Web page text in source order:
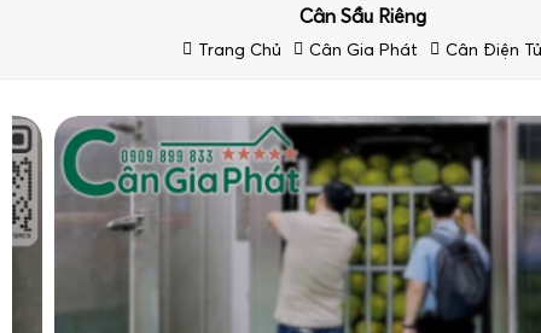
Cân Sầu Riêng
Trang Chủ Cân Gia Phát Cân Điện